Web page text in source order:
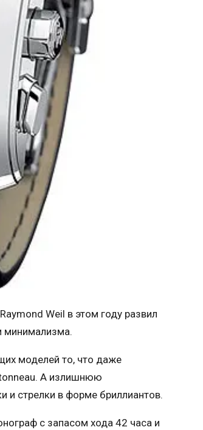
Weil в этом году развил
минимализма.
моделей то, что даже
А излишнюю
и стрелки в форме бриллиантов.
с запасом хода 42 часа и